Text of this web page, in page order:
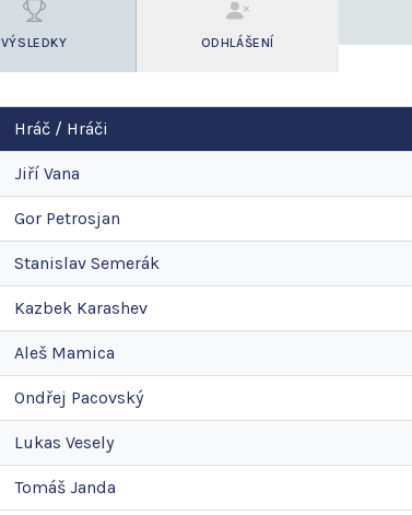
VÝSLEDKY ODHLÁŠENÍ
Hráč / Hráči
Jiří Vana
Gor Petrosjan
Stanislav Semerák
Kazbek Karashev
Aleš Mamica
Ondřej Pacovský
Lukas Vesely
Tomáš Janda